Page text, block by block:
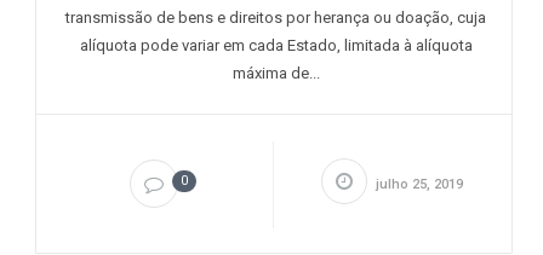
transmissão de bens e direitos por herança ou doação, cuja
alíquota pode variar em cada Estado, limitada à alíquota
máxima de...
0 julho 25, 2019